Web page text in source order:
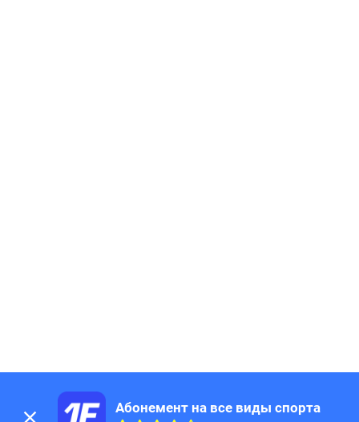
Абонемент на все виды спорта